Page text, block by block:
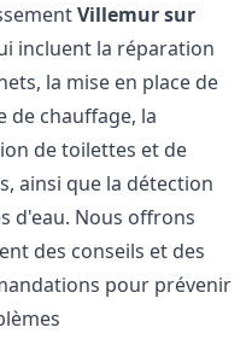
Villemur sur
incluent la réparation
la mise en place de
de chauffage, la
de toilettes et de
ainsi que la détection
d'eau. Nous offrons
des conseils et des
pour prévenir